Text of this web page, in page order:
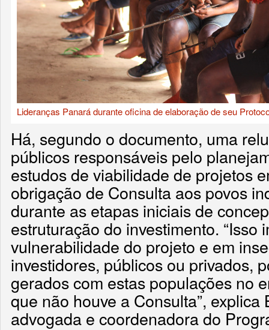
Lideranças Panará durante oficina de elaboração de seu
Há, segundo o documento, uma
públicos responsáveis pelo
estudos de viabilidade de projetos
obrigação de Consulta aos povos
durante as etapas iniciais de
estruturação do investimento. “Isso
vulnerabilidade do projeto e em
investidores, públicos ou privados,
gerados com estas populações no
que não houve a Consulta”, explica
advogada e coordenadora do